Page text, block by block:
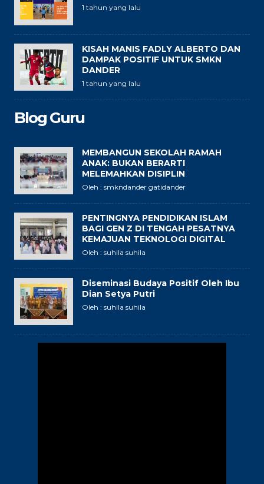
1 tahun yang lalu
KISAH MANIS FADLY ALBERTO DAN
DAMPAK POSITIF UNTUK SMKN
DANDER
1 tahun yang lalu
Blog Guru
MEMBANGUN SEKOLAH RAMAH
ANAK: BUKAN BERARTI
MELEMAHKAN DISIPLIN
Oleh : smkndander gatidander
PENTINGNYA PENDIDIKAN ISLAM
BAGI GEN Z DI TENGAH PESATNYA
KEMAJUAN TEKNOLOGI DIGITAL
Oleh : suhila suhila
Diseminasi Budaya Positif Oleh Ibu
Dian Setya Putri
Oleh : suhila suhila